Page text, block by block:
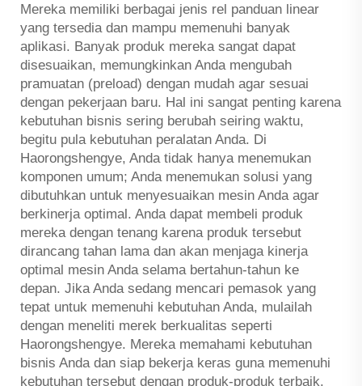
Mereka memiliki berbagai jenis rel panduan linear
yang tersedia dan mampu memenuhi banyak
aplikasi. Banyak produk mereka sangat dapat
disesuaikan, memungkinkan Anda mengubah
pramuatan (preload) dengan mudah agar sesuai
dengan pekerjaan baru. Hal ini sangat penting karena
kebutuhan bisnis sering berubah seiring waktu,
begitu pula kebutuhan peralatan Anda. Di
Haorongshengye, Anda tidak hanya menemukan
komponen umum; Anda menemukan solusi yang
dibutuhkan untuk menyesuaikan mesin Anda agar
berkinerja optimal. Anda dapat membeli produk
mereka dengan tenang karena produk tersebut
dirancang tahan lama dan akan menjaga kinerja
optimal mesin Anda selama bertahun-tahun ke
depan. Jika Anda sedang mencari pemasok yang
tepat untuk memenuhi kebutuhan Anda, mulailah
dengan meneliti merek berkualitas seperti
Haorongshengye. Mereka memahami kebutuhan
bisnis Anda dan siap bekerja keras guna memenuhi
kebutuhan tersebut dengan produk-produk terbaik.